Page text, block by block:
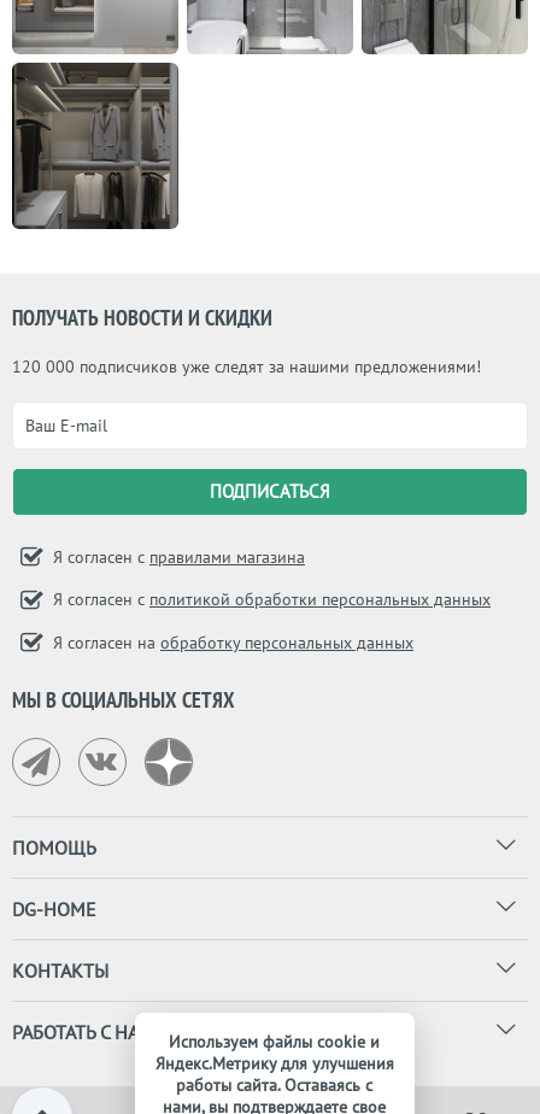
ПОЛУЧАТЬ НОВОСТИ И СКИДКИ
120 000 подписчиков уже следят за нашими предложениями!
Я согласен с правилами магазина
Я согласен с политикой обработки персональных данных
Я согласен на обработку персональных данных
МЫ В СОЦИАЛЬНЫХ СЕТЯХ
ПОМОЩЬ
DG-HOME
КОНТАКТЫ
РАБОТАТЬ С НАМИ
Используем файлы cookie и
Яндекс.Метрику для улучшения
работы сайта. Оставаясь с
нами, вы подтверждаете свое